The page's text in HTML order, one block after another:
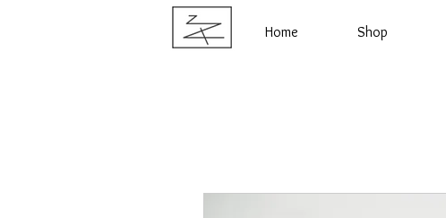
Home Shop